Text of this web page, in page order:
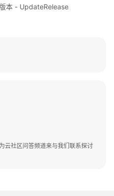
本 - UpdateRelease
云社区问答频道来与我们联系探讨